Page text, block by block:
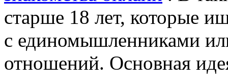
старше 18 лет, которые
с единомышленниками
отношений. Основная